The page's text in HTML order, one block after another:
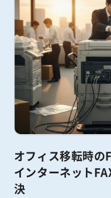
オフィス移転時の
インターネット
決